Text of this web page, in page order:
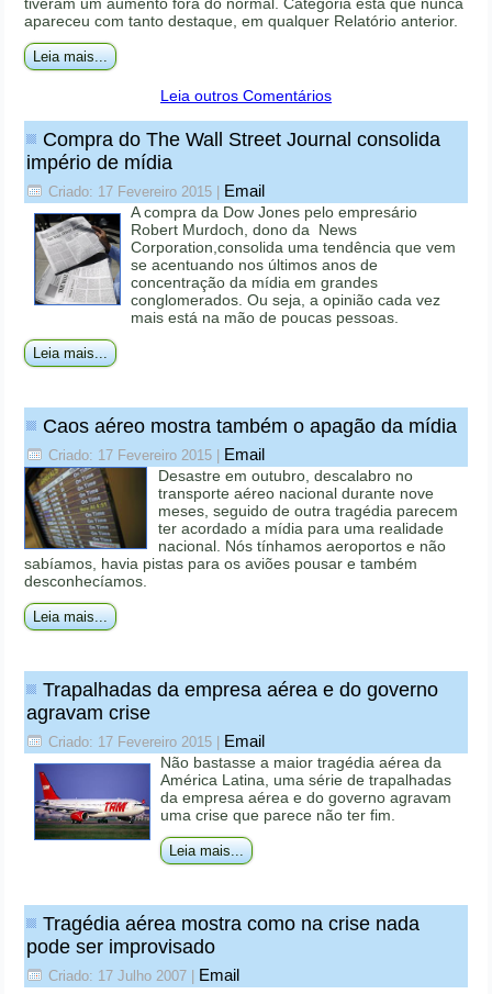
apareceu com tanto destaque, em qualquer Relatório anterior.
Leia mais...
Leia outros Comentários
Compra do The Wall Street Journal consolida
império de mídia
Criado: 17 Fevereiro 2015 Email
A compra da Dow Jones pelo empresário
Robert Murdoch, dono da News
Corporation,consolida uma tendência que vem
se acentuando nos últimos anos de
concentração da mídia em grandes
conglomerados. Ou seja, a opinião cada vez
mais está na mão de poucas pessoas.
Leia mais...
Caos aéreo mostra também o apagão da mídia
Criado: 17 Fevereiro 2015 Email
Desastre em outubro, descalabro no
transporte aéreo nacional durante nove
meses, seguido de outra tragédia parecem
ter acordado a mídia para uma realidade
nacional. Nós tínhamos aeroportos e não
sabíamos, havia pistas para os aviões pousar e também
desconhecíamos.
Leia mais...
Trapalhadas da empresa aérea e do governo
agravam crise
Criado: 17 Fevereiro 2015 Email
Não bastasse a maior tragédia aérea da
América Latina, uma série de trapalhadas
da empresa aérea e do governo agravam
uma crise que parece não ter fim.
Leia mais...
Tragédia aérea mostra como na crise nada
pode ser improvisado
Criado: 17 Julho 2007 Email